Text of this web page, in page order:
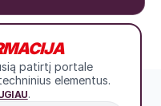
99766
patirtį portale
elementus.
.